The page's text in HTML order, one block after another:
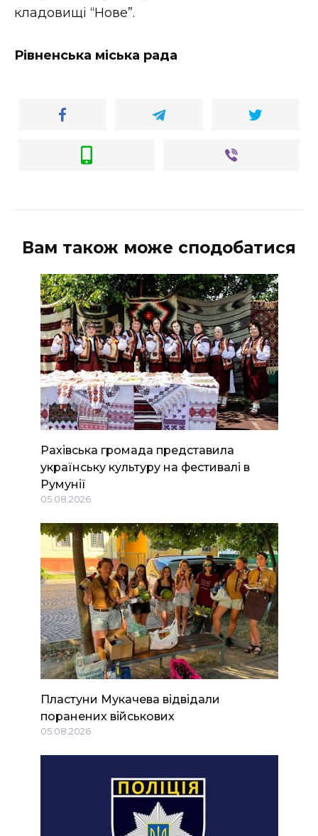
кладовищі “Нове”.
Рівненська міська рада
Вам також може сподобатися
Рахівська громада представила
українську культуру на фестивалі в
Румунії
05.08.2026
Пластуни Мукачева відвідали
поранених військових
05.08.2026